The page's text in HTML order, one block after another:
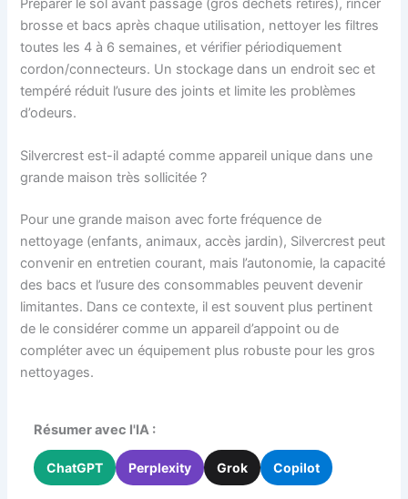
Préparer le sol avant passage (gros déchets retirés), rincer
brosse et bacs après chaque utilisation, nettoyer les filtres
toutes les 4 à 6 semaines, et vérifier périodiquement
cordon/connecteurs. Un stockage dans un endroit sec et
tempéré réduit l’usure des joints et limite les problèmes
d’odeurs.
Silvercrest est-il adapté comme appareil unique dans une
grande maison très sollicitée ?
Pour une grande maison avec forte fréquence de
nettoyage (enfants, animaux, accès jardin), Silvercrest peut
convenir en entretien courant, mais l’autonomie, la capacité
des bacs et l’usure des consommables peuvent devenir
limitantes. Dans ce contexte, il est souvent plus pertinent
de le considérer comme un appareil d’appoint ou de
compléter avec un équipement plus robuste pour les gros
nettoyages.
Résumer avec l'IA :
ChatGPT Perplexity Grok Copilot